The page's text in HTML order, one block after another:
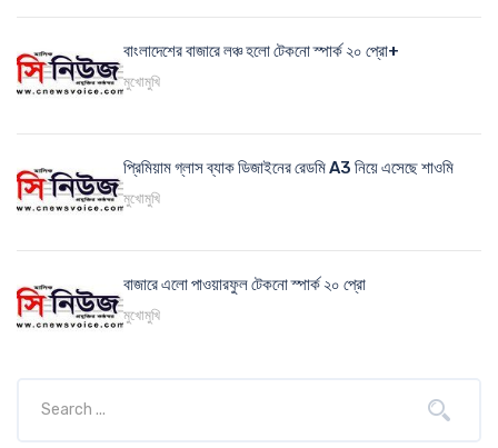
বাংলাদেশের বাজারে লঞ্চ হলো টেকনো স্পার্ক ২০ প্রো+
মুখোমুখি
প্রিমিয়াম গ্লাস ব্যাক ডিজাইনের রেডমি A3 নিয়ে এসেছে শাওমি
মুখোমুখি
বাজারে এলো পাওয়ারফুল টেকনো স্পার্ক ২০ প্রো
মুখোমুখি